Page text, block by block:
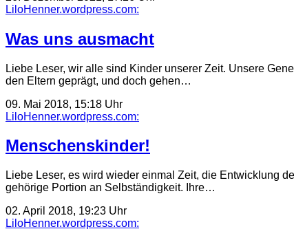
LiloHenner.wordpress.com:
Was uns ausmacht
Liebe Leser, wir alle sind Kinder unserer Zeit. Unsere
den Eltern geprägt, und doch gehen…
09. Mai 2018, 15:18 Uhr
LiloHenner.wordpress.com:
Menschenskinder!
Liebe Leser, es wird wieder einmal Zeit, die Entwicklung
gehörige Portion an Selbständigkeit. Ihre…
02. April 2018, 19:23 Uhr
LiloHenner.wordpress.com: